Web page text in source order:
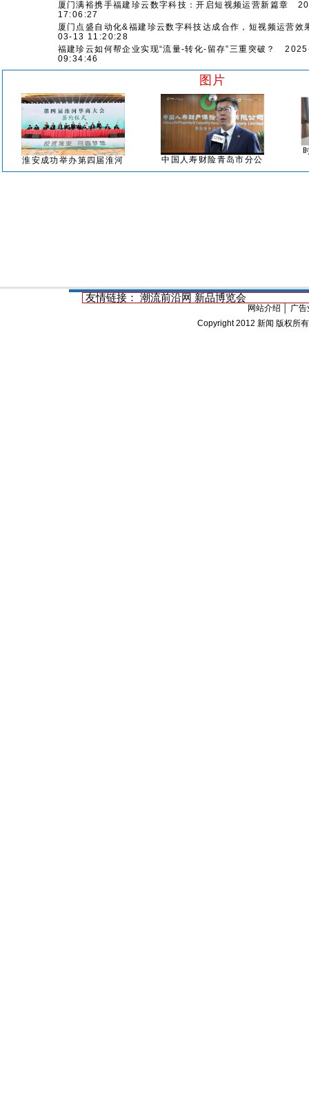
厦门满裕携手福建珍云数字科技：开启短视频运营新篇章
17:06:27
厦门点盛自动化&福建珍云数字科技达成合作，短视频运营效
03-13 11:20:28
福建珍云如何帮企业实现“流量-转化-留存”三重突破？
09:34:46
图片
淮安成功举办第四届淮河 中国人寿财险青岛市分公
友情链接： 潮流前沿网 新品博览会
网站介绍
广告
Copyright 2012 新闻 版权所